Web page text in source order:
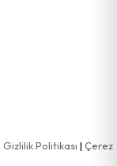
Gizlilik Politikası | Çerez